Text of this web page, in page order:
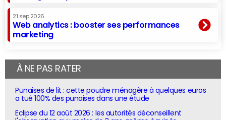
21 sep 2026
Web analytics : booster ses performances
marketing
À NE PAS RATER
Punaises de lit : cette poudre ménagère à quelques euros
a tué 100% des punaises dans une étude
Eclipse du 12 août 2026 : les autorités déconseillent